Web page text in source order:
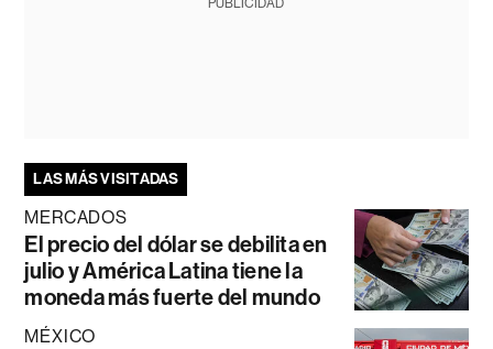
PUBLICIDAD
LAS MÁS VISITADAS
MERCADOS
El precio del dólar se debilita en
julio y América Latina tiene la
moneda más fuerte del mundo
MÉXICO